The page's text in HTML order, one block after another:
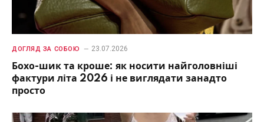
ДОГЛЯД ЗА СОБОЮ 23.07.2026
Бохо-шик та кроше: як носити найголовніші
фактури літа 2026 і не виглядати занадто
просто